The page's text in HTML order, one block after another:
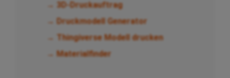
→ 3D-Druckauftrag
→ Druckmodell Generator
→ Thingiverse Modell drucken
→ Materialfinder